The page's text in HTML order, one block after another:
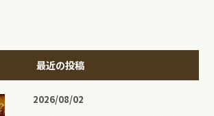
最近の投稿
2026/08/02